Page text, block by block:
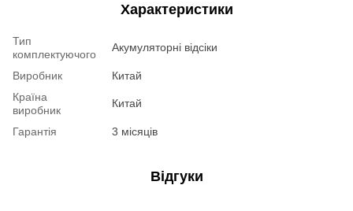
Характеристики
Тип
комплектуючого
Акумуляторні відсіки
Виробник
Китай
Країна
виробник
Китай
Гарантія 3 місяців
Відгуки